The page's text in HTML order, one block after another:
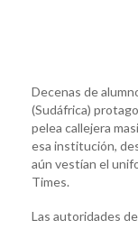
Decenas de
(Sudáfrica)
pelea callejera
esa institución,
aún vestían el
Times.
Las autoridades